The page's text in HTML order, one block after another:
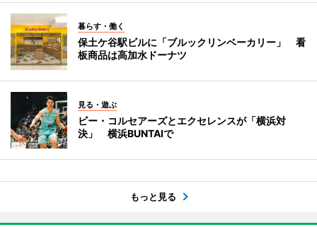
暮らす・働く
保土ケ谷駅ビルに「ブルックリンベーカリー」 看
板商品は高加水ドーナツ
見る・遊ぶ
ビー・コルセアーズとエクセレンスが「横浜対
決」 横浜BUNTAIで
もっと見る